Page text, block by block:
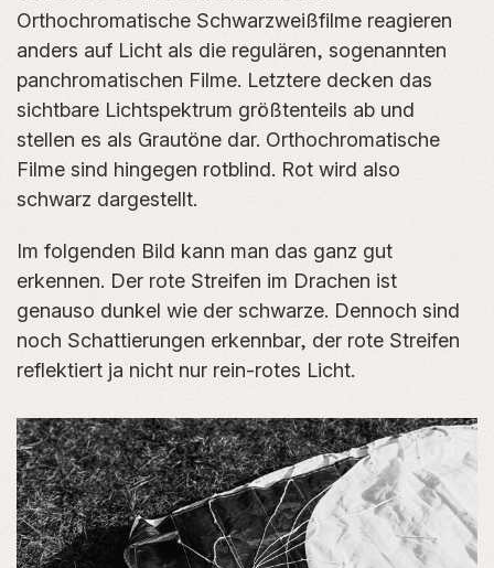
Orthochromatische Schwarzweißfilme reagieren
anders auf Licht als die regulären, sogenannten
panchromatischen Filme. Letztere decken das
sichtbare Lichtspektrum größtenteils ab und
stellen es als Grautöne dar. Orthochromatische
Filme sind hingegen rotblind. Rot wird also
schwarz dargestellt.
Im folgenden Bild kann man das ganz gut
erkennen. Der rote Streifen im Drachen ist
genauso dunkel wie der schwarze. Dennoch sind
noch Schattierungen erkennbar, der rote Streifen
reflektiert ja nicht nur rein-rotes Licht.